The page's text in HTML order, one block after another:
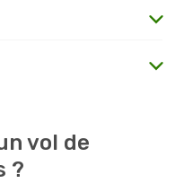
vol de
?